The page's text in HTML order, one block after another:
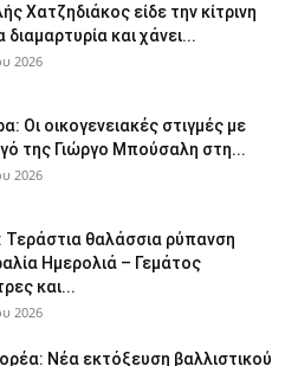
Χατζηδιάκος είδε την κίτρινη
διαμαρτυρία και χάνει...
2026
Οι οικογενειακές στιγμές με
της Γιώργο Μπούσαλη στη...
2026
Τεράστια θαλάσσια ρύπανση
Ημερολιά – Γεμάτος
και...
2026
Νέα εκτόξευση βαλλιστικού